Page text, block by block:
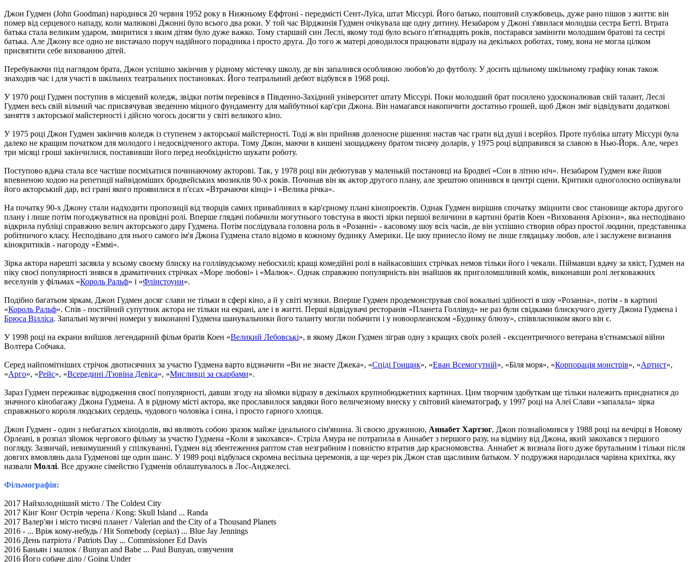
Джон Гудмен (John Goodman) народився 20 червня 1952 року в Нижньому Еффтоні - передмісті Сент-Луїса, штат Міссурі. Його батько, поштовий службовець, дуже рано пішов з життя: він
помер від серцевого нападу, коли малюкові Джонні було всього два роки. У той час Вірджинія Гудмен очікувала ще одну дитину. Незабаром у Джоні з'явилася молодша сестра Бетті. Втрата
батька стала великим ударом, змиритися з яким дітям було дуже важко. Тому старший син Леслі, якому тоді було всього п'ятнадцять років, постарався замінити молодшим братові та сестрі
батька. Але Джону все одно не вистачало поруч надійного порадника і просто друга. До того ж матері доводилося працювати відразу на декількох роботах, тому, вона не могла цілком
присвятити себе вихованню дітей.
Перебуваючи під наглядом брата, Джон успішно закінчив у рідному містечку школу, де він запалився особливою любов'ю до футболу. У досить щільному шкільному графіку юнак також
знаходив час і для участі в шкільних театральних постановках. Його театральний дебют відбувся в 1968 році.
У 1970 році Гудмен поступив в місцевий коледж, звідки потім перевівся в Південно-Західний університет штату Міссурі. Поки молодший брат посилено удосконалював свій талант, Леслі
Гудмен весь свій вільний час присвячував зведенню міцного фундаменту для майбутньої кар'єри Джона. Він намагався накопичити достатньо грошей, щоб Джон зміг відвідувати додаткові
заняття з акторської майстерності і дійсно чогось досягти у світі великого кіно.
У 1975 році Джон Гудмен закінчив коледж із ступенем з акторської майстерності. Тоді ж він прийняв доленосне рішення: настав час грати від душі і всерйоз. Проте публіка штату Міссурі була
далеко не кращим початком для молодого і недосвідченого актора. Тому Джон, маючи в кишені заощаджену братом тисячу доларів, у 1975 році відправився за славою в Нью-Йорк. Але, через
три місяці гроші закінчилися, поставивши його перед необхідністю шукати роботу.
Поступово вдача стала все частіше посміхатися починаючому акторові. Так, у 1978 році він дебютував у маленькій постановці на Бродвеї «Сон в літню ніч». Незабаром Гудмен вже йшов
впевненою ходою на репетиції найвідоміших бродвейських мюзиклів 90-х років. Починав він як актор другого плану, але зрештою опинився в центрі сцени. Критики одноголосно оспівували
його акторський дар, всі грані якого проявилися в п'єсах «Втрачаючи кінці» і «Велика річка».
На початку 90-х Джону стали надходити пропозиції від творців самих привабливих в кар'єрному плані кінопроектів. Однак Гудмен вирішив спочатку зміцнити своє становище актора другого
плану і лише потім погоджуватися на провідні ролі. Вперше глядачі побачили могутнього товстуна в якості зірки першої величини в картині братів Коен «Виховання Арізони», яка несподівано
відкрила публіці справжню велич акторського дару Гудмена. Потім послідувала головна роль в «Розанні» - касовому шоу всіх часів, де він успішно створив образ простої людини, представника
робітничого класу. Несподівано для нього самого ім'я Джона Гудмена стало відомо в кожному будинку Америки. Це шоу принесло йому не лише глядацьку любов, але і заслужене визнання
кінокритиків - нагороду «Еммі».
Зірка актора нарешті засяяла у всьому своєму блиску на голлівудському небосхилі; кращі комедійні ролі в найкасовіших стрічках немов тільки його і чекали. Піймавши вдачу за хвіст, Гудмен на
піку своєї популярності знявся в драматичних стрічках «Море любові» і «Малюк». Однак справжню популярність він знайшов як приголомшливий комік, виконавши ролі легковажних
веселунів у фільмах «Король Ральф» і «Флінстоуни».
Подібно багатьом зіркам, Джон Гудмен досяг слави не тільки в сфері кіно, а й у світі музики. Вперше Гудмен продемонстрував свої вокальні здібності в шоу «Розанна», потім - в картині
«Король Ральф». Спів - постійний супутник актора не тільки на екрані, але і в житті. Перші відвідувачі ресторанів «Планета Голлівуд» не раз були свідками блискучого дуету Джона Гудмена і
Брюса Вілліса. Запальні музичні номери у виконанні Гудмена шанувальники його таланту могли побачити і у новоорлеанском «Будинку блюзу», співвласником якого він є.
У 1998 році на екрани вийшов легендарний фільм братів Коен «Великий Лебовські», в якому Джон Гудмен зіграв одну з кращих своїх ролей - ексцентричного ветерана в'єтнамської війни
Волтера Собчака.
Серед найпомітніших стрічок двотисячних за участю Гудмена варто відзначити «Ви не знаєте Джека», «Спіді Гонщик», «Еван Всемогутній», «Біля моря», «Корпорація монстрів», «Артист»,
«Арго», «Рейс», «Всередині Л'ювіна Девіса», «Мисливці за скарбами».
Зараз Гудмен переживає відродження своєї популярності, давши згоду на зйомки відразу в декількох крупнобюджетних картинах. Цим творчим здобуткам ще тільки належить приєднатися до
значного кінобагажу Джона Гудмена. А в рідному місті актора, яке прославилося завдяки його величезному внеску у світовий кінематограф, у 1997 році на Алеї Слави «запалала» зірка
справжнього короля людських сердець, чудового чоловіка і сина, і просто гарного хлопця.
Джон Гудмен - один з небагатьох кіноідолів, які являють собою зразок майже ідеального сім'янина. Зі своєю дружиною, Аннабет Хартзог, Джон познайомився у 1988 році на вечірці в Новому
Орлеані, в розпал зйомок чергового фільму за участю Гудмена «Коли я закохався». Стріла Амура не потрапила в Аннабет з першого разу, на відміну від Джона, який закохався з першого
погляду. Зазвичай, невимушений у спілкуванні, Гудмен від збентеження раптом став незграбним і повністю втратив дар красномовства. Аннабет ж визнала його дуже брутальним і тільки після
довгих вмовлянь дала Гудменові ще один шанс. У 1989 році відбулася скромна весільна церемонія, а ще через рік Джон став щасливим батьком. У подружжя народилася чарівна крихітка, яку
назвали Моллі. Все дружне сімейство Гудменів облаштувалось в Лос-Анджелесі.
Фільмографія:
2017 Найхолодніший місто / The Coldest City
2017 Кінг Конг Острів черепа / Kong: Skull Island ... Randa
2017 Валер'ян і місто тисячі планет / Valerian and the City of a Thousand Planets
2016 - ... Вріж кому-небудь / Hit Somebody (серіал) ... Blue Jay Jennings
2016 День патріота / Patriots Day ... Commissioner Ed Davis
2016 Баньян і малюк / Bunyan and Babe ... Paul Bunyan, озвучення
2016 Його собаче діло / Going Under